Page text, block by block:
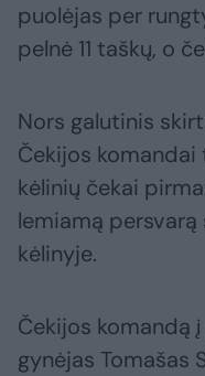
puolėjas per
pelnė 11 taškų, o
Nors galutinis
Čekijos
kėlinių čekai
lemiamą
kėlinyje.
Čekijos komandą
gynėjas Tomašas